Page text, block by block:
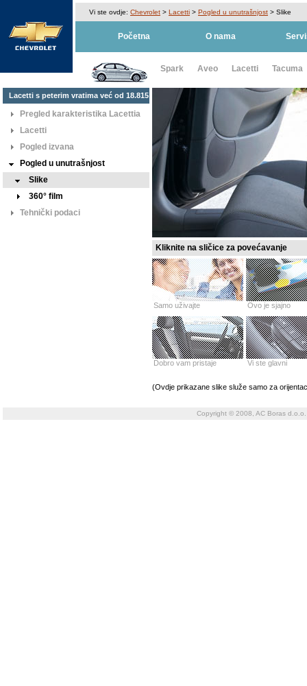
Vi ste ovdje: Chevrolet > Lacetti > Pogled u unutrašnjost > Slike
Početna O nama
Spark Aveo Lacetti Tacuma
Lacetti s peterim vratima već od 18.815
KM Pregled karakteristika Lacettia
Lacetti
Pogled izvana
Pogled u unutrašnjost
Slike
360° film
Tehnički podaci
Kliknite na sličice za povećavanje
Samo uživajte Ovo je sjajno
Dobro vam pristaje Vi ste glavni
(Ovdje prikazane slike služe samo za
Copyright © 2008, AC Boras